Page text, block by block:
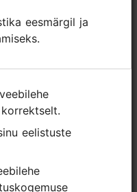
eesmärgil ja
eesmärgil ja